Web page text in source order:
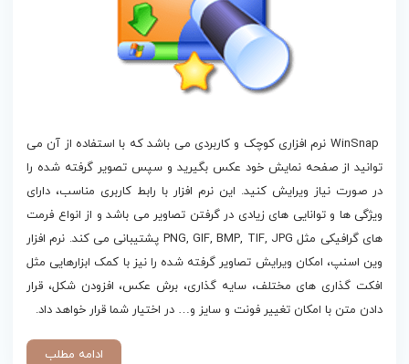
WinSnap نرم افزاری کوچک و کاربردی می باشد که با استفاده از آن می
توانید از صفحه نمایش خود عکس بگیرید و سپس تصویر گرفته شده را
در صورت نیاز ویرایش کنید. این نرم افزار با رابط کاربری مناسب، دارای
ویژگی ها و توانایی های زیادی در گرفتن تصاویر می باشد و از انواع فرمت
های گرافیکی مثل PNG, GIF, BMP, TIF, JPG پشتیبانی می کند. نرم افزار
وین اسنپ، امکان ویرایش تصاویر گرفته شده را نیز با کمک ابزارهایی مثل
افکت گذاری های مختلف، سایه گذاری، برش عکس، افزودن شکل، قرار
دادن متن با امکان تغییر فونت و سایز و… در اختیار شما قرار خواهد داد.
ادامه مطلب